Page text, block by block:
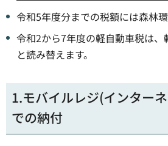
令和5年度分までの税額には森林
令和2から7年度の軽自動車税は、
と読み替えます。
1.モバイルレジ(インター
での納付